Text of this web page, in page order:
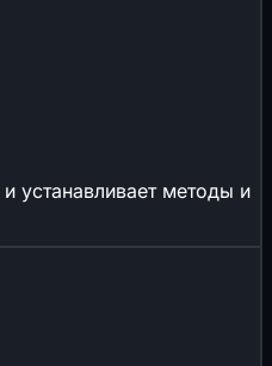
устанавливает методы и